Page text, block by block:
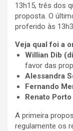
13h15, três dos
proposta. O
proferido às
Veja qual foi a
Willian Dib
favor das
Alessandra
Fernando
Renato
A primeira
regulamente os